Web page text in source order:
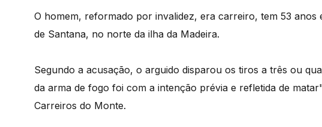
O homem, reformado por invalidez, era carreiro, tem 53 anos
de Santana, no norte da ilha da Madeira.
Segundo a acusação, o arguido disparou os tiros a três ou
da arma de fogo foi com a intenção prévia e refletida de
Carreiros do Monte.